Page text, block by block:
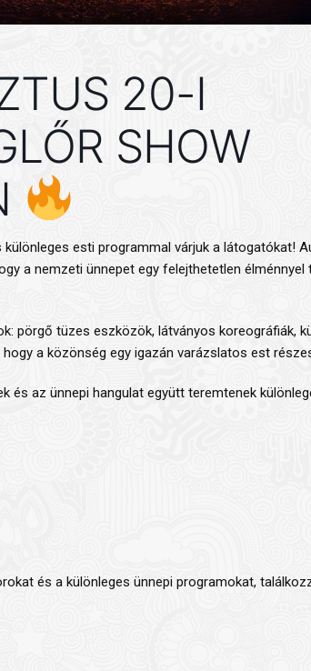
20-I
SHOW
esti programmal várjuk a látogatókat!
a nemzeti ünnepet egy felejthetetlen élménnyel
pörgő tüzes eszközök, látványos koreográfiák,
a közönség egy igazán varázslatos est
és az ünnepi hangulat együtt teremtenek
és a különleges ünnepi programokat,